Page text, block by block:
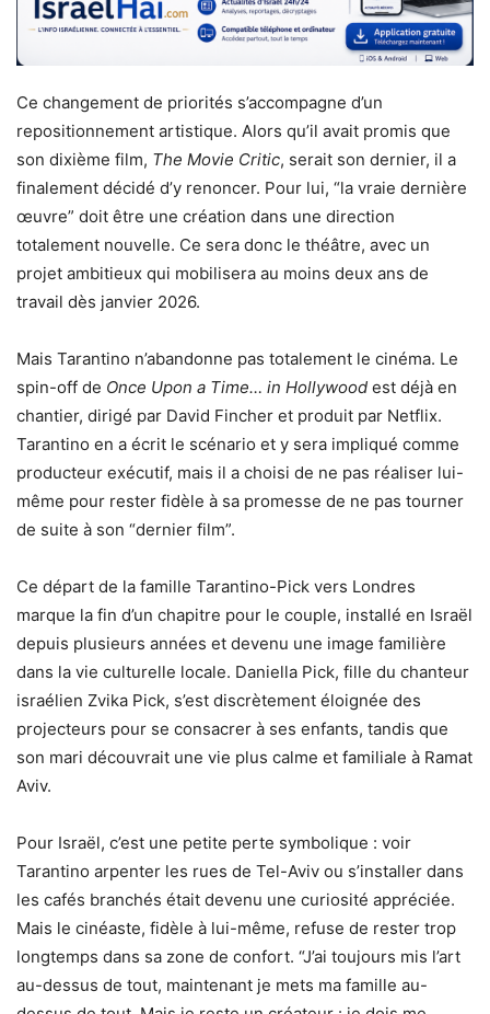
Ce changement de priorités s’accompagne d’un
repositionnement artistique. Alors qu’il avait promis que
son dixième film, The Movie Critic, serait son dernier, il a
finalement décidé d’y renoncer. Pour lui, “la vraie dernière
œuvre” doit être une création dans une direction
totalement nouvelle. Ce sera donc le théâtre, avec un
projet ambitieux qui mobilisera au moins deux ans de
travail dès janvier 2026.
Mais Tarantino n’abandonne pas totalement le cinéma. Le
spin-off de Once Upon a Time… in Hollywood est déjà en
chantier, dirigé par David Fincher et produit par Netflix.
Tarantino en a écrit le scénario et y sera impliqué comme
producteur exécutif, mais il a choisi de ne pas réaliser lui-
même pour rester fidèle à sa promesse de ne pas tourner
de suite à son “dernier film”.
Ce départ de la famille Tarantino-Pick vers Londres
marque la fin d’un chapitre pour le couple, installé en Israël
depuis plusieurs années et devenu une image familière
dans la vie culturelle locale. Daniella Pick, fille du chanteur
israélien Zvika Pick, s’est discrètement éloignée des
projecteurs pour se consacrer à ses enfants, tandis que
son mari découvrait une vie plus calme et familiale à Ramat
Aviv.
Pour Israël, c’est une petite perte symbolique : voir
Tarantino arpenter les rues de Tel-Aviv ou s’installer dans
les cafés branchés était devenu une curiosité appréciée.
Mais le cinéaste, fidèle à lui-même, refuse de rester trop
longtemps dans sa zone de confort. “J’ai toujours mis l’art
au-dessus de tout, maintenant je mets ma famille au-